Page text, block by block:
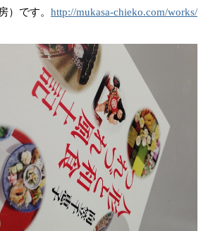
）です。 http://mukasa-chieko.com/works/